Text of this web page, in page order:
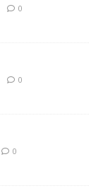
0
0
0